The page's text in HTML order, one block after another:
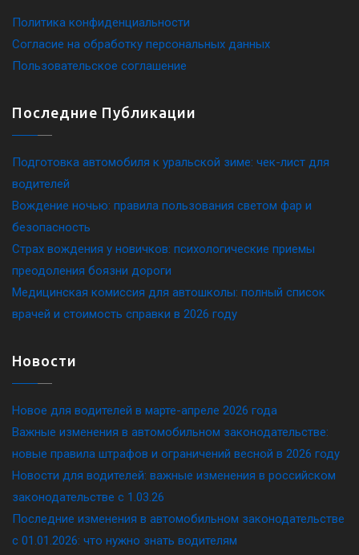
Политика конфиденциальности
Согласие на обработку персональных данных
Пользовательское соглашение
Последние Публикации
Подготовка автомобиля к уральской зиме: чек-лист для
водителей
Вождение ночью: правила пользования светом фар и
безопасность
Страх вождения у новичков: психологические приемы
преодоления боязни дороги
Медицинская комиссия для автошколы: полный список
врачей и стоимость справки в 2026 году
Новости
Новое для водителей в марте-апреле 2026 года
Важные изменения в автомобильном законодательстве:
новые правила штрафов и ограничений весной в 2026 году
Новости для водителей: важные изменения в российском
законодательстве c 1.03.26
Последние изменения в автомобильном законодательстве
c 01.01.2026: что нужно знать водителям